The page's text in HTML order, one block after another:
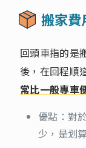
搬家費
回頭車指的是
後，在回程順
常比一般專車
優點：對
少，是划